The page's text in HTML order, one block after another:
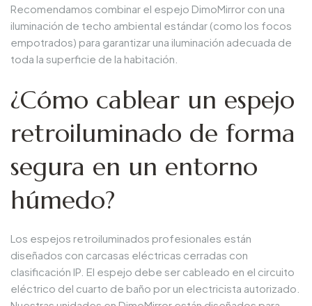
Recomendamos combinar el espejo DimoMirror con una
iluminación de techo ambiental estándar (como los focos
empotrados) para garantizar una iluminación adecuada de
toda la superficie de la habitación.
¿Cómo cablear un espejo
retroiluminado de forma
segura en un entorno
húmedo?
Los espejos retroiluminados profesionales están
diseñados con carcasas eléctricas cerradas con
clasificación IP. El espejo debe ser cableado en el circuito
eléctrico del cuarto de baño por un electricista autorizado.